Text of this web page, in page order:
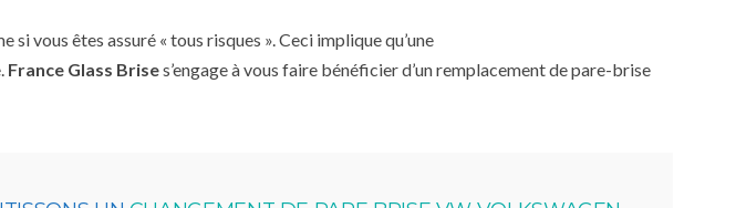
vous êtes assuré « tous risques ». Ceci implique qu’une
France Glass Brises’engage à vous faire bénéficier d’un remplacement de pare-brise